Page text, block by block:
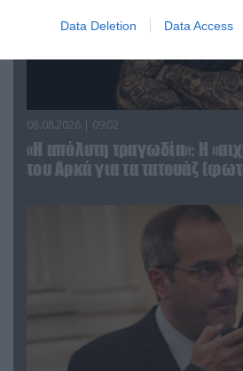
Data Deletion Data Access
08.08.2026 | 09:02
«Η απόλυτη τραγωδία»: Η
του Αρκά για τα τατουάζ